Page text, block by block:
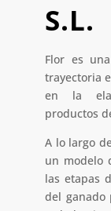
S.L.
Flor es
trayectoria
en la
productos
A lo largo
un modelo
las etapas
del ganado